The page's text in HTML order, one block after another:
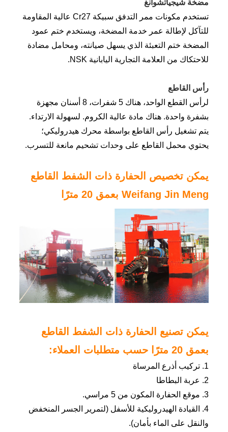
مضخة شيجياتشوانغ
تستخدم مكونات ممر التدفق سبيكة Cr27 عالية المقاومة
للتآكل لإطالة عمر خدمة المضخة، ويستخدم ختم عمود
المضخة ختم التعبئة الذي يسهل صيانته، ومحامل مضادة
للاحتكاك من العلامة التجارية اليابانية NSK.
رأس القاطع
لرأس القطع الواحد، هناك 5 شفرات، 8 أسنان مجهزة
بشفرة واحدة. هناك مادة عالية الكروم. لسهولة الارتداء.
يتم تشغيل رأس القاطع بواسطة محرك هيدروليكي؛
يحتوي محمل القاطع على وحدات تشحيم مانعة للتسرب.
يمكن تخصيص الحفارة ذات الشفط القاطع
Weifang Jin Meng بعمق 20 مترًا
يمكن تصنيع الحفارة ذات الشفط القاطع
بعمق 20 مترًا حسب متطلبات العملاء:
1. تركيب أذرع المرساة
2. عربة البطاطا
3. موقع الحفارة المكون من 5 مراسي.
4. القيادة الهيدروليكية للأسفل (لتمرير الجسر المنخفض
والنقل على الماء بأمان).